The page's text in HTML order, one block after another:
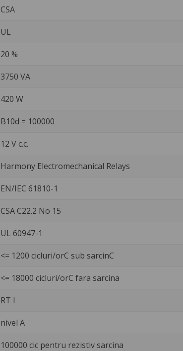
CSA
UL
20 %
3750 VA
420 W
B10d = 100000
12 V c.c.
Harmony Electromechanical Relays
EN/IEC 61810-1
CSA C22.2 No 15
UL 60947-1
<= 1200 cicluri/orC sub sarcinC
<= 18000 cicluri/orC fara sarcina
RT I
nivel A
100000 cic pentru rezistiv sarcina